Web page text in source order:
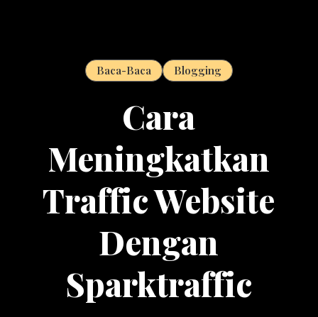
Baca-Baca Blogging
Cara
Meningkatkan
Traffic Website
Dengan
Sparktraffic